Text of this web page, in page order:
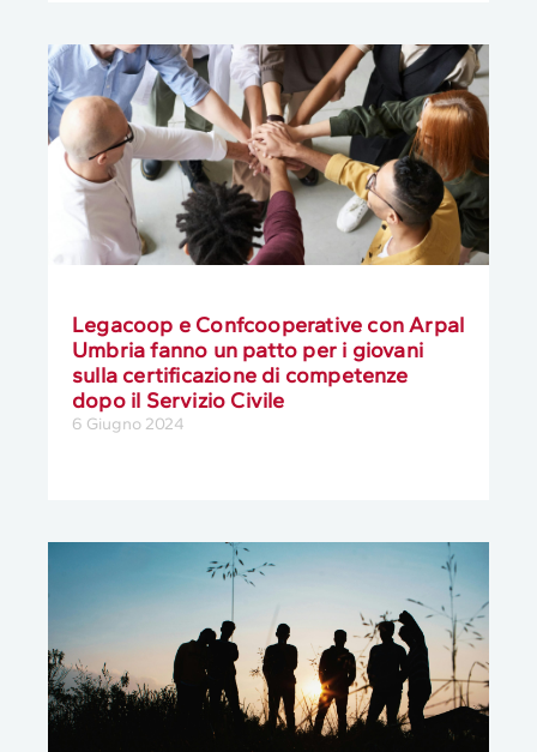
Legacoop e Confcooperative con Arpal
Umbria fanno un patto per i giovani
sulla certificazione di competenze
dopo il Servizio Civile
6 Giugno 2024